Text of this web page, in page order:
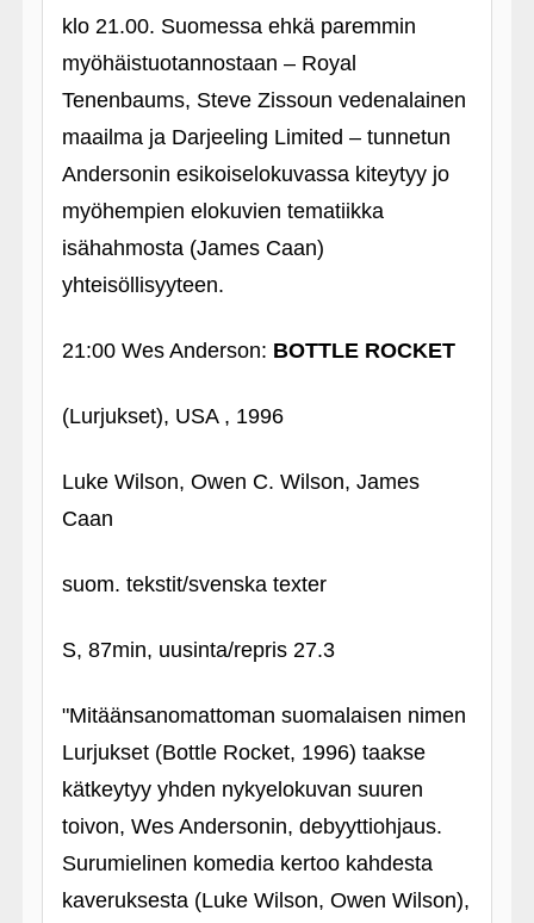
klo 21.00. Suomessa ehkä paremmin
myöhäistuotannostaan – Royal
Tenenbaums, Steve Zissoun vedenalainen
maailma ja Darjeeling Limited – tunnetun
Andersonin esikoiselokuvassa kiteytyy jo
myöhempien elokuvien tematiikka
isähahmosta (James Caan)
yhteisöllisyyteen.
21:00 Wes Anderson: BOTTLE ROCKET
(Lurjukset), USA , 1996
Luke Wilson, Owen C. Wilson, James
Caan
suom. tekstit/svenska texter
S, 87min, uusinta/repris 27.3
"Mitäänsanomattoman suomalaisen nimen
Lurjukset (Bottle Rocket, 1996) taakse
kätkeytyy yhden nykyelokuvan suuren
toivon, Wes Andersonin, debyyttiohjaus.
Surumielinen komedia kertoo kahdesta
kaveruksesta (Luke Wilson, Owen Wilson),